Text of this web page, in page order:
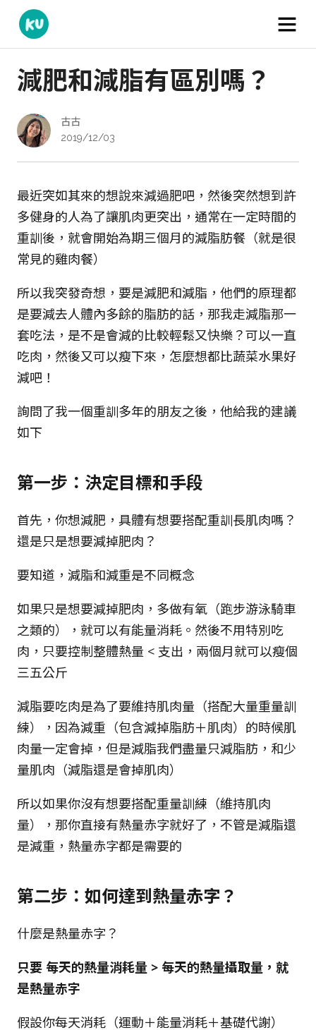
減肥和減脂有區別嗎？
古古
2019/12/03
最近突如其來的想說來減過肥吧，然後突然想到許
多健身的人為了讓肌肉更突出，通常在一定時間的
重訓後，就會開始為期三個月的減脂肪餐（就是很
常見的雞肉餐）
所以我突發奇想，要是減肥和減脂，他們的原理都
是要減去人體內多餘的脂肪的話，那我走減脂那一
套吃法，是不是會減的比較輕鬆又快樂？可以一直
吃肉，然後又可以瘦下來，怎麼想都比蔬菜水果好
減吧！
詢問了我一個重訓多年的朋友之後，他給我的建議
如下
第一步：決定目標和手段
首先，你想減肥，具體有想要搭配重訓長肌肉嗎？
還是只是想要減掉肥肉？
要知道，減脂和減重是不同概念
如果只是想要減掉肥肉，多做有氧（跑步游泳騎車
之類的），就可以有能量消耗。然後不用特別吃
肉，只要控制整體熱量 < 支出，兩個月就可以瘦個
三五公斤
減脂要吃肉是為了要維持肌肉量（搭配大量重量訓
練），因為減重（包含減掉脂肪＋肌肉）的時候肌
肉量一定會掉，但是減脂我們盡量只減脂肪，和少
量肌肉（減脂還是會掉肌肉）
所以如果你沒有想要搭配重量訓練（維持肌肉
量），那你直接有熱量赤字就好了，不管是減脂還
是減重，熱量赤字都是需要的
第二步：如何達到熱量赤字？
什麼是熱量赤字？
只要 每天的熱量消耗量 > 每天的熱量攝取量，就
是熱量赤字
假設你每天消耗（運動＋能量消耗＋基礎代謝）